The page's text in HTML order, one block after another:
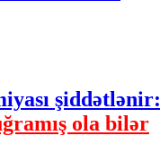
şiddətlənir:
ola bilər